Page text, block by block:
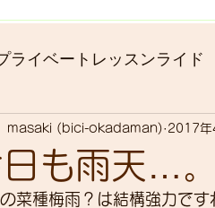
ライベートレッスンライド
シクロクロス
バイクパッキング
も雨天…。
masaki (bici-okadaman) 2017年
菜種梅雨？は結構強力です